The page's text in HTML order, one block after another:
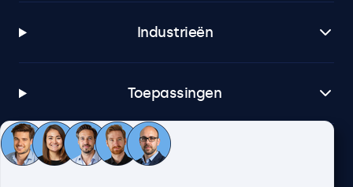
Industrieën
Toepassingen
Klantenservice